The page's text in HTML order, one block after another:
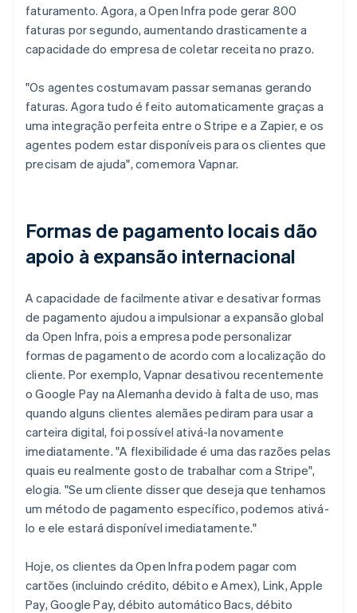
faturamento. Agora, a Open Infra pode gerar 800
faturas por segundo, aumentando drasticamente a
capacidade do empresa de coletar receita no prazo.
"Os agentes costumavam passar semanas gerando
faturas. Agora tudo é feito automaticamente graças a
uma integração perfeita entre o Stripe e a Zapier, e os
agentes podem estar disponíveis para os clientes que
precisam de ajuda", comemora Vapnar.
Formas de pagamento locais dão
apoio à expansão internacional
A capacidade de facilmente ativar e desativar formas
de pagamento ajudou a impulsionar a expansão global
da Open Infra, pois a empresa pode personalizar
formas de pagamento de acordo com a localização do
cliente. Por exemplo, Vapnar desativou recentemente
o Google Pay na Alemanha devido à falta de uso, mas
quando alguns clientes alemães pediram para usar a
carteira digital, foi possível ativá-la novamente
imediatamente. "A flexibilidade é uma das razões pelas
quais eu realmente gosto de trabalhar com a Stripe",
elogia. "Se um cliente disser que deseja que tenhamos
um método de pagamento específico, podemos ativá-
lo e ele estará disponível imediatamente."
Hoje, os clientes da Open Infra podem pagar com
cartões (incluindo crédito, débito e Amex), Link, Apple
Pay, Google Pay, débito automático Bacs, débito